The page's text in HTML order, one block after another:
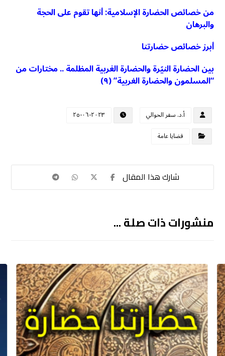
من خصائص الحضارة الإسلامية: أنها تقوم على الحجة
والبرهان
أبرز خصائص حضارتنا
بين الحضارة النيّرة والحضارة ﺍﻟﻐﺮﺑﻴﺔ المظلمة .. مختارات من
“المسلمون والحضارة الغربية” (٩)
أ.د. سفر الحوالي
٢٠٢٣-٠٦-٢٥
قضايا عامة
منشورات ذات صلة ...